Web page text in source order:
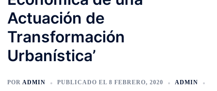
Actuación de
Transformación
Urbanística’
POR ADMIN PUBLICADO EL 8 FEBRERO, 2020
ADMIN